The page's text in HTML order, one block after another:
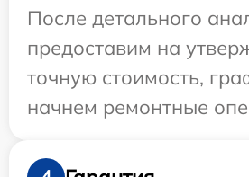
После детального
предоставим на
точную стоимость,
начнем ремонтные